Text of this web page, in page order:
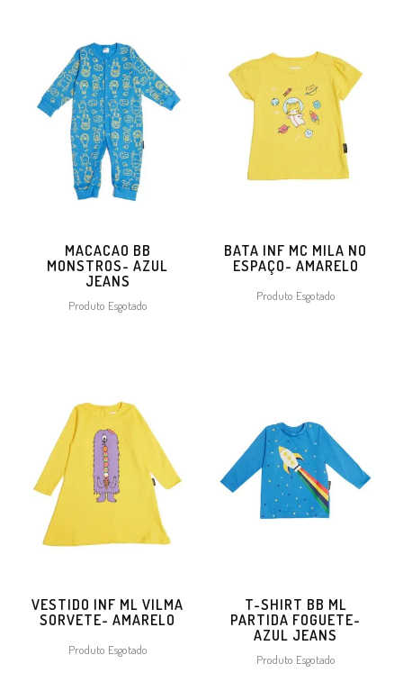
MACACAO BB
MONSTROS- AZUL
JEANS
Produto Esgotado
BATA INF MC MILA NO
ESPAÇO- AMARELO
Produto Esgotado
VESTIDO INF ML VILMA
SORVETE- AMARELO
Produto Esgotado
T-SHIRT BB ML
PARTIDA FOGUETE-
AZUL JEANS
Produto Esgotado